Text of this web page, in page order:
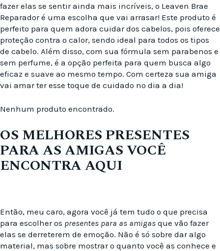
fazer elas se sentir ainda mais incríveis, o Leaven Brae
Reparador é uma escolha que vai arrasar! Este produto é
perfeito para quem adora cuidar dos cabelos, pois oferece
proteção contra o calor, sendo ideal para todos os tipos
de cabelo. Além disso, com sua fórmula sem parabenos e
sem perfume, é a opção perfeita para quem busca algo
eficaz e suave ao mesmo tempo. Com certeza sua amiga
vai amar ter esse toque de cuidado no dia a dia!
Nenhum produto encontrado.
OS MELHORES PRESENTES
PARA AS AMIGAS VOCÊ
ENCONTRA AQUI
Então, meu caro, agora você já tem tudo o que precisa
para escolher os presentes para as amigas que vão fazer
elas se derreterem de emoção. Não é só sobre dar algo
material, mas sobre mostrar o quanto você as conhece e